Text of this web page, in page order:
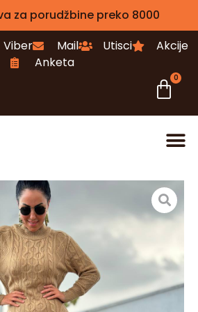
za porudžbine preko 8000
Viber Mail Utisci
Akcije
Anketa
0